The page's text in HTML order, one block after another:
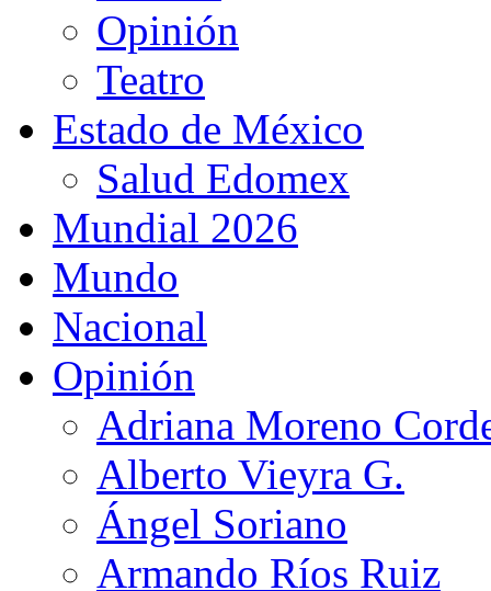
Opinión
Teatro
Estado de México
Salud Edomex
Mundial 2026
Mundo
Nacional
Opinión
Adriana Moreno
Alberto Vieyra G.
Ángel Soriano
Armando Ríos Ruiz